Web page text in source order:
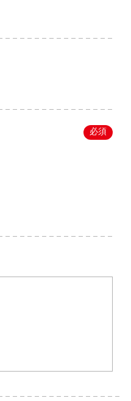
必須